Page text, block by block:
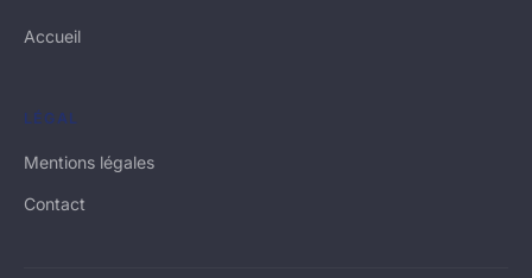
Accueil
LÉGAL
Mentions légales
Contact